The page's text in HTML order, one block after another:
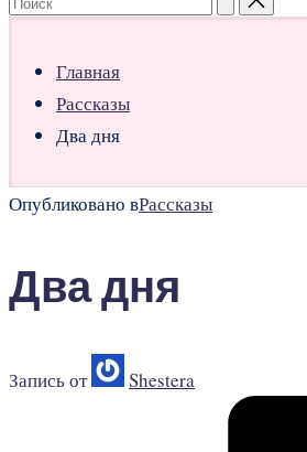
Главная
Рассказы
Два дня
Опубликовано вРассказы
Два дня
Запись от Shestera